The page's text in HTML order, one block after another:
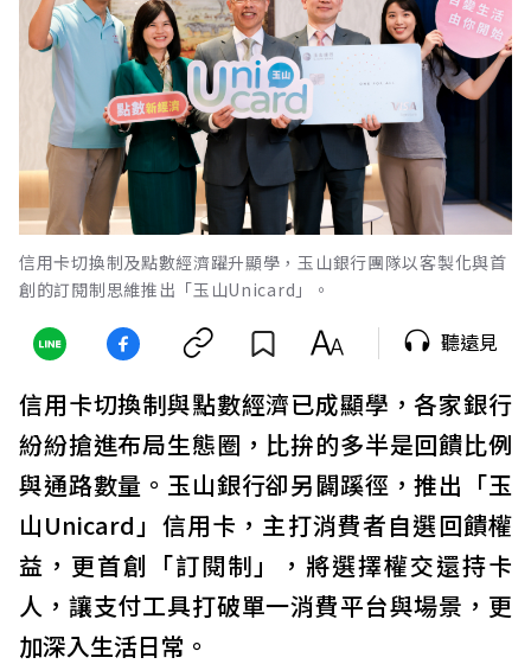
信用卡切換制及點數經濟躍升顯學，玉山銀行團隊以客製化與首
創的訂閱制思維推出「玉山Unicard」。
聽遠見
信用卡切換制與點數經濟已成顯學，各家銀行
紛紛搶進布局生態圈，比拚的多半是回饋比例
與通路數量。玉山銀行卻另闢蹊徑，推出「玉
山Unicard」信用卡，主打消費者自選回饋權
益，更首創「訂閱制」，將選擇權交還持卡
人，讓支付工具打破單一消費平台與場景，更
加深入生活日常。